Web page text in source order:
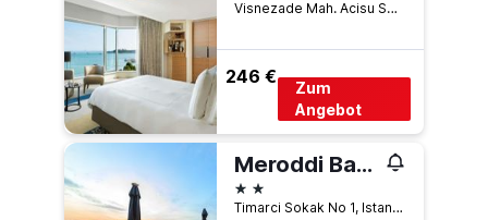
Visnezade Mah. Acisu Sok. NO. 19, Istanbul, Türkei
246 €
Zum
Angebot
Meroddi Barnathan Hotel
2 Sterne
Timarci Sokak No 1, Istanbul, Türkei